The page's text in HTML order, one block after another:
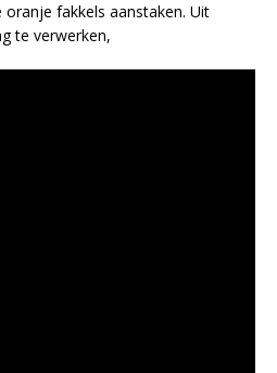
fakkels aanstaken. Uit
te verwerken,